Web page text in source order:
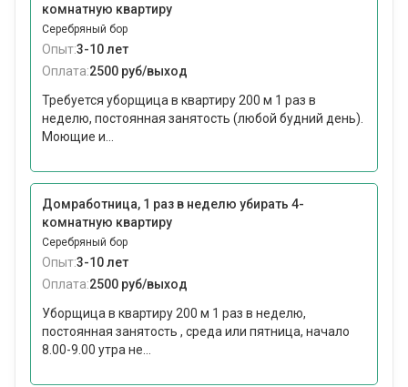
комнатную квартиру
Серебряный бор
Опыт:3-10 лет
Оплата:2500 руб/выход
Требуется уборщица в квартиру 200 м 1 раз в
неделю, постоянная занятость (любой будний день).
Моющие и...
Домработница, 1 раз в неделю убирать 4-
комнатную квартиру
Серебряный бор
Опыт:3-10 лет
Оплата:2500 руб/выход
Уборщица в квартиру 200 м 1 раз в неделю,
постоянная занятость , среда или пятница, начало
8.00-9.00 утра не...